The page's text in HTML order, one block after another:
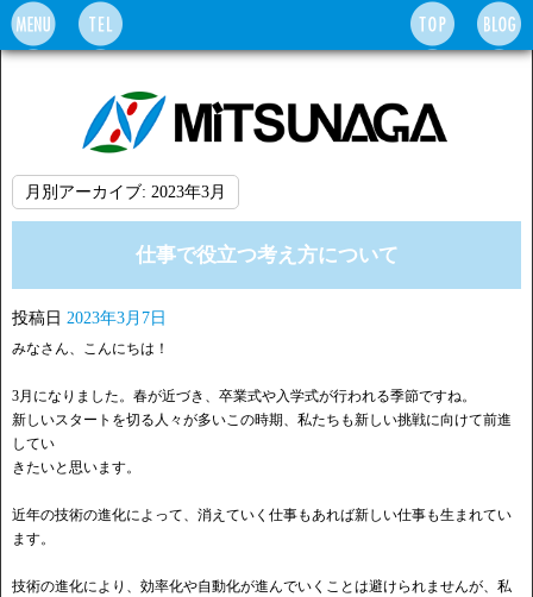
月別アーカイブ: 2023年3月
仕事で役立つ考え方について
投稿日 2023年3月7日
みなさん、こんにちは！
3月になりました。春が近づき、卒業式や入学式が行われる季節ですね。
新しいスタートを切る人々が多いこの時期、私たちも新しい挑戦に向けて前進
してい
きたいと思います。
近年の技術の進化によって、消えていく仕事もあれば新しい仕事も生まれてい
ます。
技術の進化により、効率化や自動化が進んでいくことは避けられませんが、私